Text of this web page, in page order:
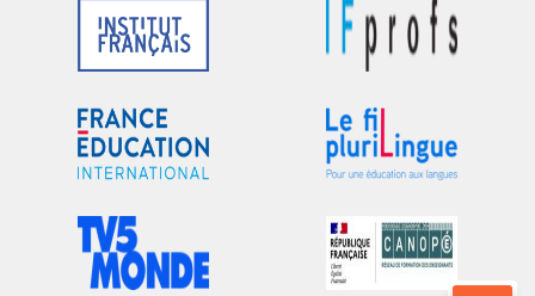
Logo
du
partenaire
Logo
Logo
du
Logo
du
partenaire
Logo
Logo